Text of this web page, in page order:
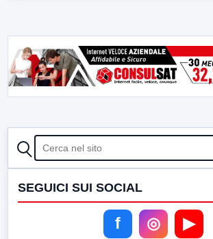
CERCA
SEGUICI SUI SOCIAL
f ◎ ▶